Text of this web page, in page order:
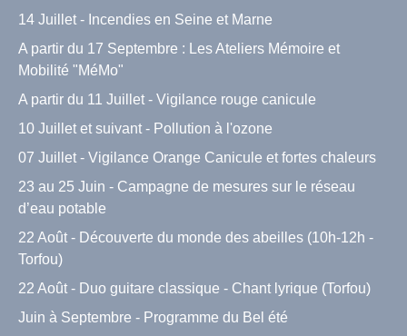
14 Juillet - Incendies en Seine et Marne
A partir du 17 Septembre : Les Ateliers Mémoire et
Mobilité "MéMo"
A partir du 11 Juillet - Vigilance rouge canicule
10 Juillet et suivant - Pollution à l'ozone
07 Juillet - Vigilance Orange Canicule et fortes chaleurs
23 au 25 Juin - Campagne de mesures sur le réseau
d’eau potable
22 Août - Découverte du monde des abeilles (10h-12h -
Torfou)
22 Août - Duo guitare classique - Chant lyrique (Torfou)
Juin à Septembre - Programme du Bel été